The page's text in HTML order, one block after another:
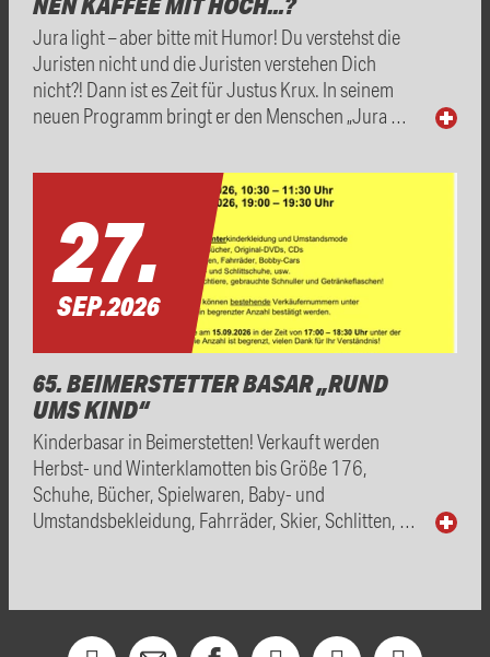
Jura light – aber bitte mit Humor! Du verstehst die
Juristen nicht und die Juristen verstehen Dich
nicht?! Dann ist es Zeit für Justus Krux. In seinem
neuen Programm bringt er den Menschen „Jura …
27.
SEP.2026
65. BEIMERSTETTER BASAR „RUND
UMS KIND“
Kinderbasar in Beimerstetten! Verkauft werden
Herbst- und Winterklamotten bis Größe 176,
Schuhe, Bücher, Spielwaren, Baby- und
Umstandsbekleidung, Fahrräder, Skier, Schlitten, …